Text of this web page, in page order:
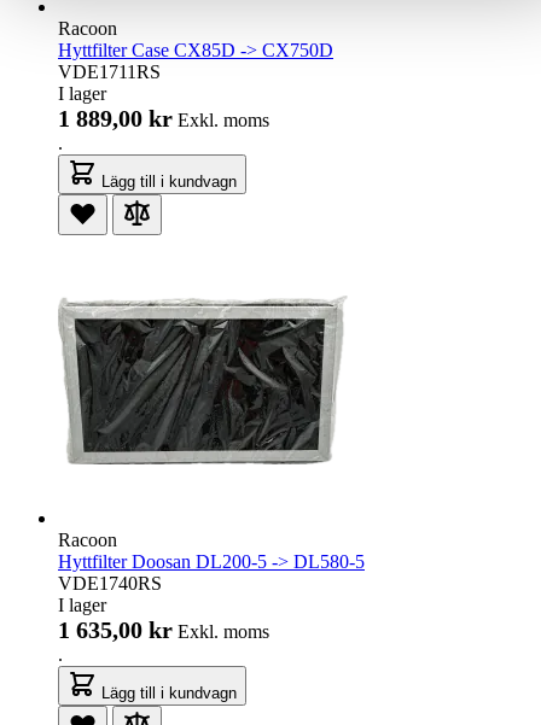
Racoon
Hyttfilter Case CX85D -> CX750D
VDE1711RS
I lager
1 889,00 kr Exkl. moms
.
Lägg till i kundvagn
Racoon
Hyttfilter Doosan DL200-5 -> DL580-5
VDE1740RS
I lager
1 635,00 kr Exkl. moms
.
Lägg till i kundvagn